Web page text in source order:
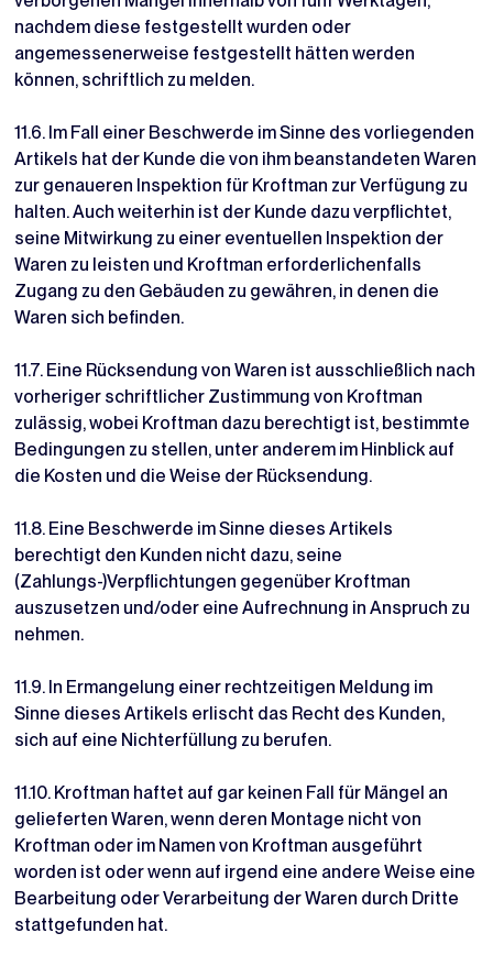
nachdem diese festgestellt wurden oder
angemessenerweise festgestellt hätten werden
können, schriftlich zu melden.
11.6. Im Fall einer Beschwerde im Sinne des vorliegenden
Artikels hat der Kunde die von ihm beanstandeten Waren
zur genaueren Inspektion für Kroftman zur Verfügung zu
halten. Auch weiterhin ist der Kunde dazu verpflichtet,
seine Mitwirkung zu einer eventuellen Inspektion der
Waren zu leisten und Kroftman erforderlichenfalls
Zugang zu den Gebäuden zu gewähren, in denen die
Waren sich befinden.
11.7. Eine Rücksendung von Waren ist ausschließlich nach
vorheriger schriftlicher Zustimmung von Kroftman
zulässig, wobei Kroftman dazu berechtigt ist, bestimmte
Bedingungen zu stellen, unter anderem im Hinblick auf
die Kosten und die Weise der Rücksendung.
11.8. Eine Beschwerde im Sinne dieses Artikels
berechtigt den Kunden nicht dazu, seine
(Zahlungs-)Verpflichtungen gegenüber Kroftman
auszusetzen und/oder eine Aufrechnung in Anspruch zu
nehmen.
11.9. In Ermangelung einer rechtzeitigen Meldung im
Sinne dieses Artikels erlischt das Recht des Kunden,
sich auf eine Nichterfüllung zu berufen.
11.10. Kroftman haftet auf gar keinen Fall für Mängel an
gelieferten Waren, wenn deren Montage nicht von
Kroftman oder im Namen von Kroftman ausgeführt
worden ist oder wenn auf irgend eine andere Weise eine
Bearbeitung oder Verarbeitung der Waren durch Dritte
stattgefunden hat.